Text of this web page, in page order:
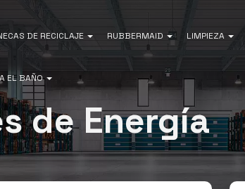
DE RECICLAJE RUBBERMAID LIMPIEZA
EL BAÑO
de Energía